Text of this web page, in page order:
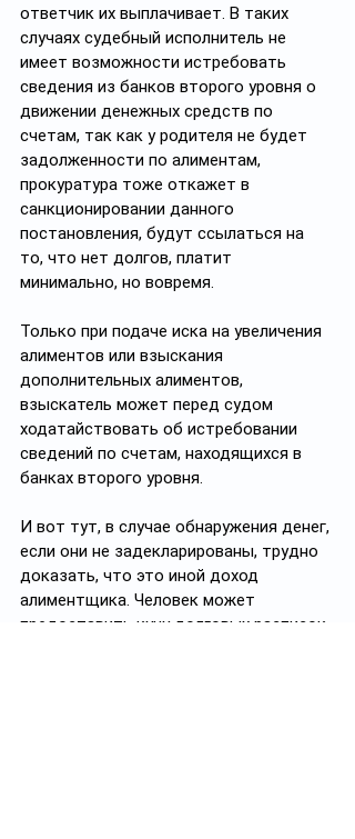
ответчик их выплачивает. В таких
случаях судебный исполнитель не
имеет возможности истребовать
сведения из банков второго уровня о
движении денежных средств по
счетам, так как у родителя не будет
задолженности по алиментам,
прокуратура тоже откажет в
санкционировании данного
постановления, будут ссылаться на
то, что нет долгов, платит
минимально, но вовремя.
Только при подаче иска на увеличения
алиментов или взыскания
дополнительных алиментов,
взыскатель может перед судом
ходатайствовать об истребовании
сведений по счетам, находящихся в
банках второго уровня.
И вот тут, в случае обнаружения денег,
если они не задекларированы, трудно
доказать, что это иной доход
алиментщика. Человек может
предоставить кучу долговых расписок